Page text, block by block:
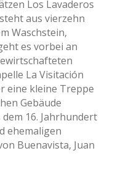
Los Lavaderos
aus vierzehn
Waschstein,
es vorbei an
La Visitación
eine kleine Treppe
Gebäude
dem 16. Jahrhundert
ehemaligen
Buenavista, Juan